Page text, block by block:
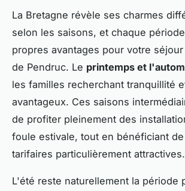
La Bretagne révèle ses charmes
selon les saisons, et chaque
propres avantages pour votre séjour
de Pendruc. Le printemps et
les familles recherchant tranquillité
avantageux. Ces saisons
de profiter pleinement des
foule estivale, tout en bénéficiant
tarifaires particulièrement attractives.
L'été reste naturellement la période